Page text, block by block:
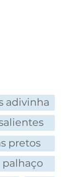
adivinha
pretos
palhaço